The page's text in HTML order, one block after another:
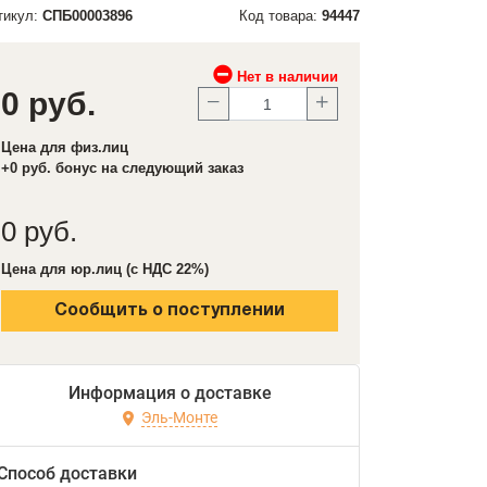
СПБ00003896 Код товара: 94447
Нет в наличии
0 руб.
Цена для физ.лиц
+0 руб. бонус на следующий заказ
0 руб.
Цена для юр.лиц (с НДС 22%)
Сообщить о поступлении
Информация о доставке
Эль-Монте
доставки